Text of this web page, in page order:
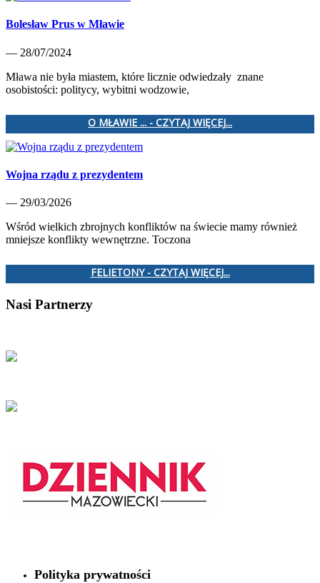
Bolesław Prus w Mławie
— 28/07/2024
Mława nie była miastem, które licznie odwiedzały znane
osobistości: politycy, wybitni wodzowie,
O MŁAWIE ... - CZYTAJ WIĘCEJ...
Wojna rządu z prezydentem
— 29/03/2026
Wśród wielkich zbrojnych konfliktów na świecie mamy również
mniejsze konflikty wewnętrzne. Toczona
FELIETONY - CZYTAJ WIĘCEJ...
Nasi Partnerzy
Polityka prywatności